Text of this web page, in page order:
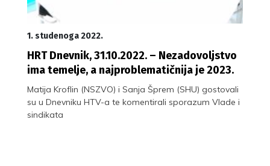
1. studenoga 2022.
HRT Dnevnik, 31.10.2022. – Nezadovoljstvo
ima temelje, a najproblematičnija je 2023.
Matija Kroflin (NSZVO) i Sanja Šprem (SHU) gostovali
su u Dnevniku HTV-a te komentirali sporazum Vlade i
sindikata